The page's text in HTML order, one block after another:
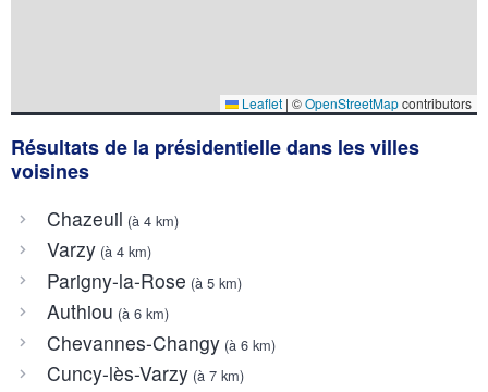
Leaflet | ©OpenStreetMapcontributors
Résultats de la présidentielle dans les villes
voisines
Chazeuil (à 4 km)
Varzy(à 4 km)
Parigny-la-Rose (à 5 km)
Authiou (à 6 km)
Chevannes-Changy(à 6 km)
Cuncy-lès-Varzy(à 7 km)